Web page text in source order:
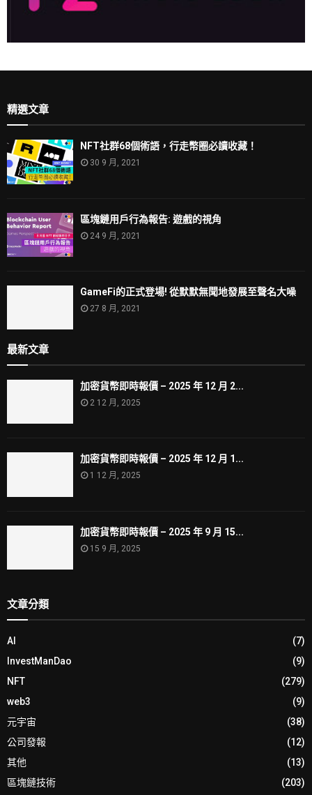
精選文章
NFT社群68個術語，行走幣圈必讀收藏！
30 9 月, 2021
區塊鏈用戶行為報告: 遊戲的視角
24 9 月, 2021
GameFi的正式登場! 從默默無聞地發展至聲名大噪
27 8 月, 2021
最新文章
加密貨幣即時報價 – 2025 年 12 月 2...
2 12 月, 2025
加密貨幣即時報價 – 2025 年 12 月 1...
1 12 月, 2025
加密貨幣即時報價 – 2025 年 9 月 15...
15 9 月, 2025
文章分類
AI
(7)
InvestManDao
(9)
NFT
(279)
web3
(9)
元宇宙
(38)
公司發報
(12)
其他
(13)
區塊鏈技術
(203)